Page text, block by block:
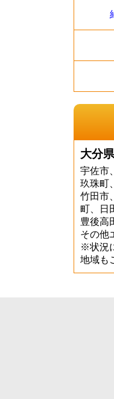
大分
宇佐市
玖珠町
竹田市
町、日
豊後高
その他
※状況
地域も